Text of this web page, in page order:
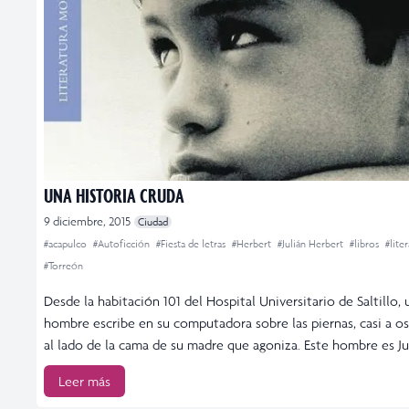
UNA HISTORIA CRUDA
9 diciembre, 2015 Ciudad
#acapulco #Autoficción #Fiesta de letras #Herbert #Julián Herbert #libros
#Torreón
Desde la habitación 101 del Hospital Universitario de Saltillo,
hombre escribe en su computadora sobre las piernas, casi a
al lado de la cama de su madre que agoniza. Este hombre es
Leer más